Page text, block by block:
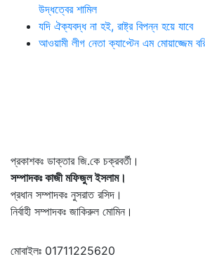
উদ্ধত্বের শামিল
যদি ঐক্যবদ্ধ না হই, রাষ্ট্র বিপন্ন হয়ে যাবে
আওয়ামী লীগ নেতা ক্যাপ্টেন এম মোয়াজ্জেম
প্রকাশকঃ ডাক্তার জি.কে চক্রবর্তী।
সম্পাদকঃ কাজী মফিজুল ইসলাম।
প্রধান সম্পাদকঃ নুসরাত রসিদ।
নির্বাহী সম্পাদকঃ জাকিরুল মোমিন।
মোবাইলঃ 01711225620